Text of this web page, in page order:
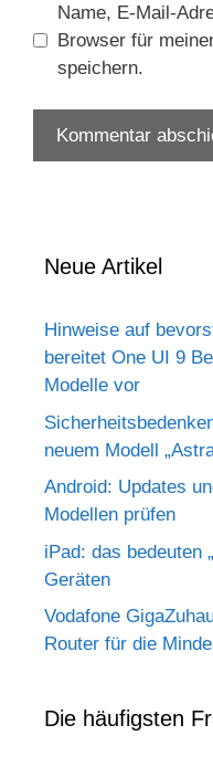
Name, E-Mail-
Browser für
speichern.
Neue Artikel
Hinweise auf
bereitet One UI 9
Modelle vor
neuem Modell
Android: Updates
Modellen prüfen
iPad: das bedeuten
Geräten
Vodafone
Router für die
Die häufigsten